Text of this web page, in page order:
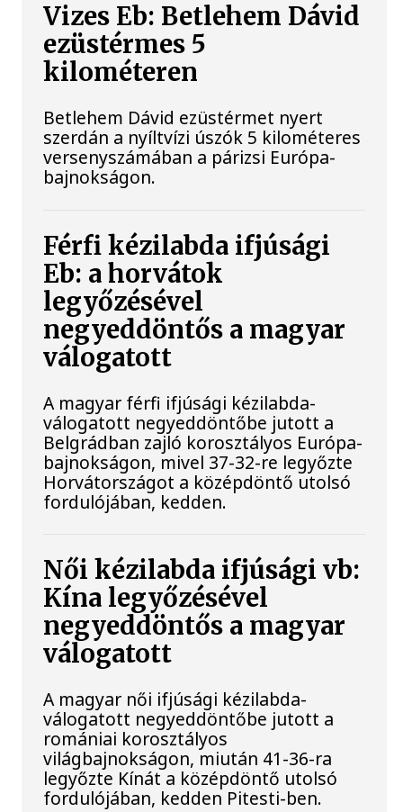
Vizes Eb: Betlehem Dávid
ezüstérmes 5
kilométeren
Betlehem Dávid ezüstérmet nyert
szerdán a nyíltvízi úszók 5 kilométeres
versenyszámában a párizsi Európa-
bajnokságon.
Férfi kézilabda ifjúsági
Eb: a horvátok
legyőzésével
negyeddöntős a magyar
válogatott
A magyar férfi ifjúsági kézilabda-
válogatott negyeddöntőbe jutott a
Belgrádban zajló korosztályos Európa-
bajnokságon, mivel 37-32-re legyőzte
Horvátországot a középdöntő utolsó
fordulójában, kedden.
Női kézilabda ifjúsági vb:
Kína legyőzésével
negyeddöntős a magyar
válogatott
A magyar női ifjúsági kézilabda-
válogatott negyeddöntőbe jutott a
romániai korosztályos
világbajnokságon, miután 41-36-ra
legyőzte Kínát a középdöntő utolsó
fordulójában, kedden Pitesti-ben.